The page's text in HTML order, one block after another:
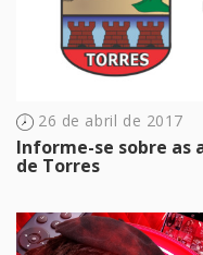
26 de abril de 2017
Informe-se sobre as
de Torres